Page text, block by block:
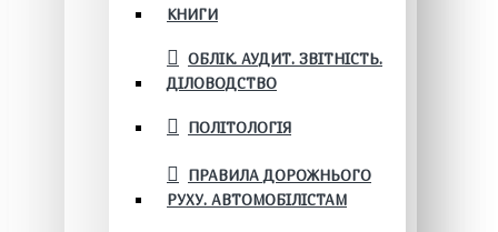
КНИГИ
ОБЛІК. АУДИТ. ЗВІТНІСТЬ.
ДІЛОВОДСТВО
ПОЛІТОЛОГІЯ
ПРАВИЛА ДОРОЖНЬОГО
РУХУ. АВТОМОБІЛІСТАМ